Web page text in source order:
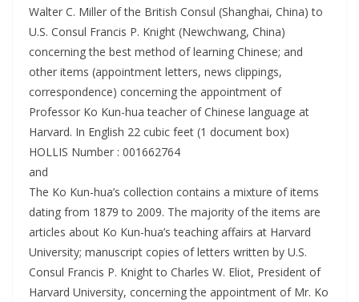
Walter C. Miller of the British Consul (Shanghai, China) to
U.S. Consul Francis P. Knight (Newchwang, China)
concerning the best method of learning Chinese; and
other items (appointment letters, news clippings,
correspondence) concerning the appointment of
Professor Ko Kun-hua teacher of Chinese language at
Harvard. In English 22 cubic feet (1 document box)
HOLLIS Number : 001662764
and
The Ko Kun-hua’s collection contains a mixture of items
dating from 1879 to 2009. The majority of the items are
articles about Ko Kun-hua’s teaching affairs at Harvard
University; manuscript copies of letters written by U.S.
Consul Francis P. Knight to Charles W. Eliot, President of
Harvard University, concerning the appointment of Mr. Ko